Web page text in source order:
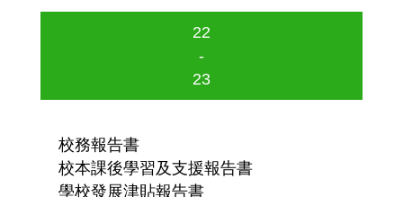
22
-
23
校務報告書
校本課後學習及支援報告書
學校發展津貼報告書